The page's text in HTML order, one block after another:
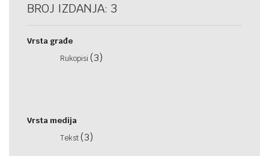
BROJ IZDANJA: 3
Vrsta građe
Rukopisi (3)
Vrsta medija
Tekst(3)